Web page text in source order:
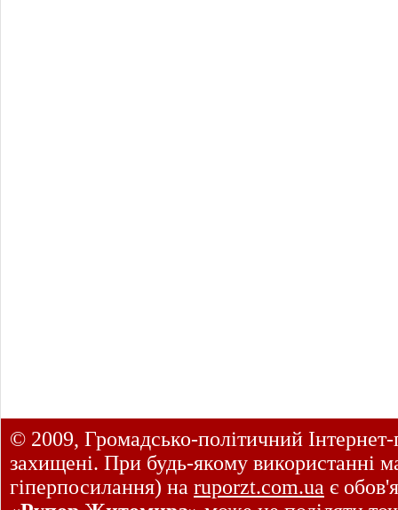
© 2009, Громадсько-політичний
захищені. При будь-якому використанні
гіперпосилання) на ruporzt.com.ua є